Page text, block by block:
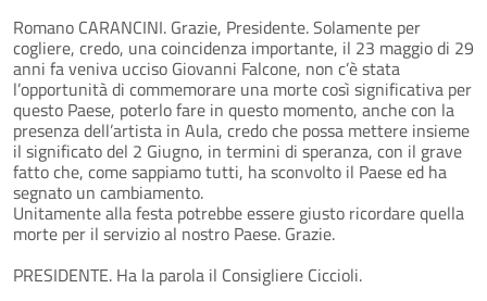
Romano CARANCINI. Grazie, Presidente. Solamente per
cogliere, credo, una coincidenza importante, il 23 maggio di 29
anni fa veniva ucciso Giovanni Falcone, non c’è stata
l’opportunità di commemorare una morte così significativa per
questo Paese, poterlo fare in questo momento, anche con la
presenza dell’artista in Aula, credo che possa mettere insieme
il significato del 2 Giugno, in termini di speranza, con il grave
fatto che, come sappiamo tutti, ha sconvolto il Paese ed ha
segnato un cambiamento.
Unitamente alla festa potrebbe essere giusto ricordare quella
morte per il servizio al nostro Paese. Grazie.
PRESIDENTE. Ha la parola il Consigliere Ciccioli.